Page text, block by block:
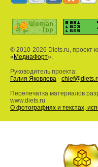
© 2010-2026 Diets.ru, проект
« МедиаФорт».
Руководитель проекта:
Галия Яковлева -
Перепечатка материалов
www.diets.ru
О фотографиях и текстах,